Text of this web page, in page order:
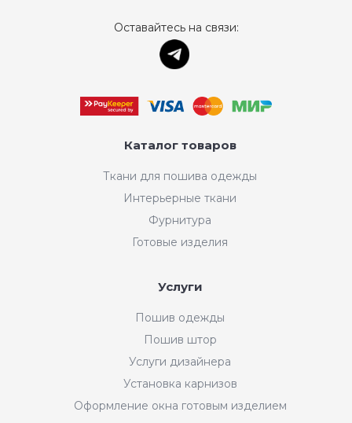
Оставайтесь на связи:
Каталог товаров
Ткани для пошива одежды
Интерьерные ткани
Фурнитура
Готовые изделия
Услуги
Пошив одежды
Пошив штор
Услуги дизайнера
Установка карнизов
Оформление окна готовым изделием